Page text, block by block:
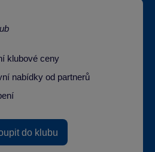
klubové ceny
nabídky od partnerů
do klubu